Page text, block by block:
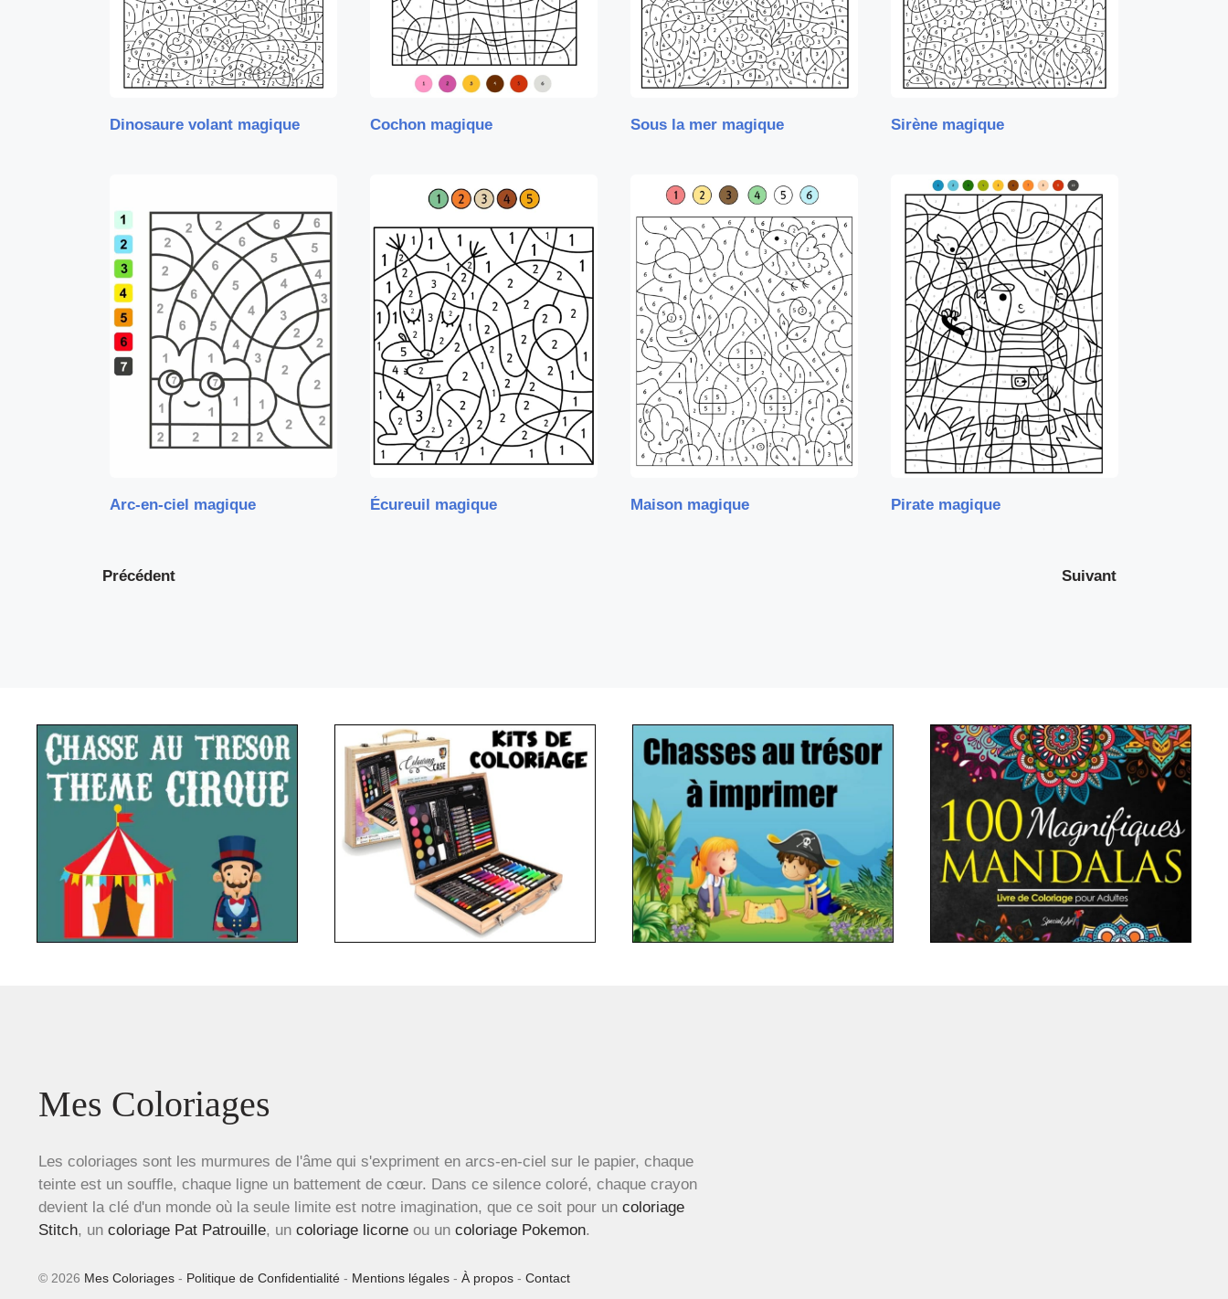
Dinosaure volant magique Cochon magique Sous la mer magique Sirène magique
Arc-en-ciel magique Écureuil magique Maison magique Pirate magique
Précédent Suivant
Mes Coloriages
Les coloriages sont les murmures de l'âme qui s'expriment en arcs-en-ciel sur le papier, chaque
teinte est un souffle, chaque ligne un battement de cœur. Dans ce silence coloré, chaque crayon
devient la clé d'un monde où la seule limite est notre imagination, que ce soit pour un coloriage
Stitch, un coloriage Pat Patrouille, un coloriage licorne ou un coloriage Pokemon.
© 2026 Mes Coloriages - Politique de Confidentialité - Mentions légales - À propos - Contact